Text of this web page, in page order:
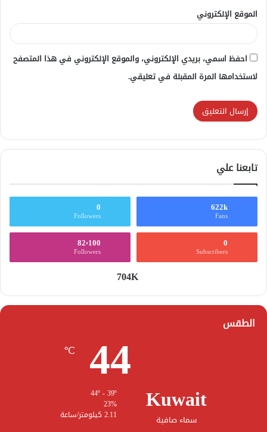
الموقع الإلكتروني
احفظ اسمي، بريدي الإلكتروني، والموقع الإلكتروني في هذا المتصفح
لاستخدامها المرة المقبلة في تعليقي.
تابعنا علي
622k
Fans
0
Followers
0
Subscribers
82٬100
Followers
704K
الطقس
Kuwait
سماء صافية
44
℃
23%
2.11 كيلومتر/ساعة